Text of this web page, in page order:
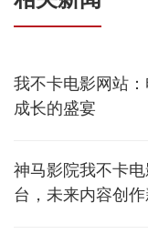
我不卡电影网站
成长的盛宴
神马影院我不卡
台，未来内容创